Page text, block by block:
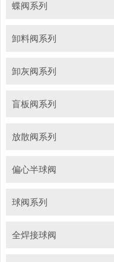
蝶阀系列
卸料阀系列
卸灰阀系列
盲板阀系列
放散阀系列
偏心半球阀
球阀系列
全焊接球阀